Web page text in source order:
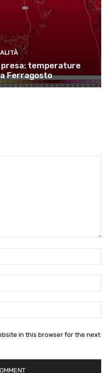
presa: temperature
Ferragosto
in this browser for the next